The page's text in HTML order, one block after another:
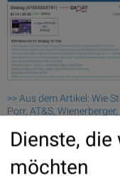
>> Aus dem Artikel: Wie
Porr, AT&S,
Gesprächsstoff im ATX
Palfinger : 1.32%
voestalpine : 0.23%
Dienste, die
möchten